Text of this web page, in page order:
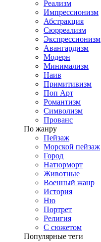
Реализм
Импрессионизм
Абстракция
Сюрреализм
Экспрессионизм
Авангардизм
Модерн
Минимализм
Наив
Примитивизм
Поп Арт
Романтизм
Символизм
Прованс
По жанру
Пейзаж
Морской пейзаж
Город
Натюрморт
Животные
Военный жанр
История
Ню
Портрет
Религия
С сюжетом
Популярные теги